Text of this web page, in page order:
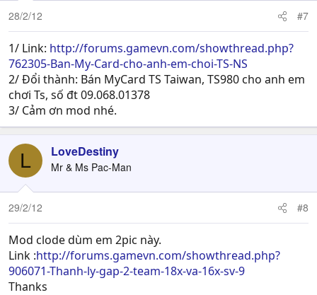
28/2/12 #7
1/ Link: http://forums.gamevn.com/showthread.php?
762305-Ban-My-Card-cho-anh-em-choi-TS-NS
2/ Đổi thành: Bán MyCard TS Taiwan, TS980 cho anh em
chơi Ts, số đt 09.068.01378
3/ Cảm ơn mod nhé.
L LoveDestiny
Mr & Ms Pac-Man
29/2/12 #8
Mod clode dùm em 2pic này.
Link :http://forums.gamevn.com/showthread.php?
906071-Thanh-ly-gap-2-team-18x-va-16x-sv-9
Thanks